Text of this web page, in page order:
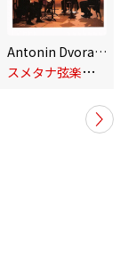
Antonin Dvorak Quintets, Op. 97 & 5
ス
メタナ弦楽四重奏団